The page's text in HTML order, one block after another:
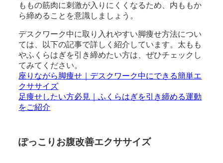
ももの筋肉に刺激が入りにくくなるため、内ももか
ら締めることを意識しましょう。
デスクワーク中に取り入れやすい脚痩せ方法につい
ては、以下の記事で詳しく紹介しています。太もも
やふくらはぎを引き締めたい方は、ぜひチェックし
てみてください。
座りながら脚痩せ｜デスクワーク中にできる簡単エ
クササイズ
足痩せしたい方必見｜ふくらはぎを引き締める運動
をご紹介
ぽっこりお腹改善エクササイズ